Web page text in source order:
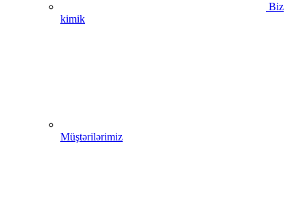
Biz
kimik
Müştərilərimiz